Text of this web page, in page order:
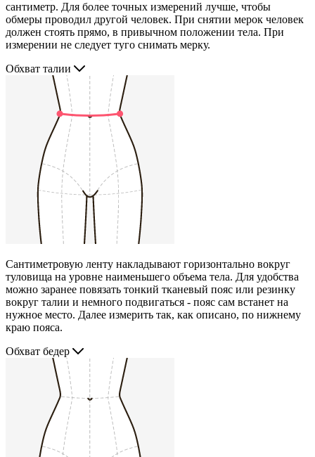
сантиметр. Для более точных измерений лучше, чтобы
обмеры проводил другой человек. При снятии мерок человек
должен стоять прямо, в привычном положении тела. При
измерении не следует туго снимать мерку.
Обхват талии
Сантиметровую ленту накладывают горизонтально вокруг
туловища на уровне наименьшего объема тела. Для удобства
можно заранее повязать тонкий тканевый пояс или резинку
вокруг талии и немного подвигаться - пояс сам встанет на
нужное место. Далее измерить так, как описано, по нижнему
краю пояса.
Обхват бедер